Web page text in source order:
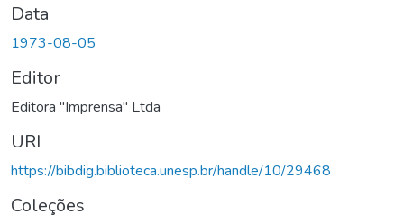
Data
1973-08-05
Editor
Editora "Imprensa" Ltda
URI
https://bibdig.biblioteca.unesp.br/handle/10/29468
Coleções